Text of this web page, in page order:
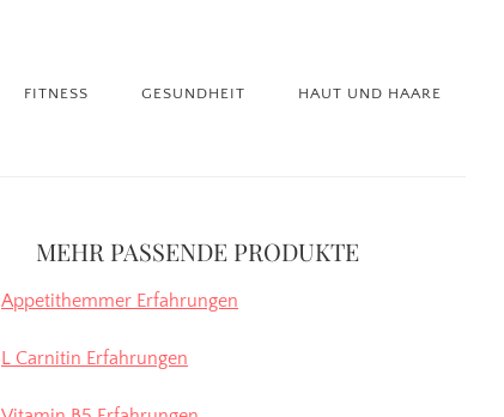
FITNESS GESUNDHEIT HAUT UND HAARE
MEHR PASSENDE PRODUKTE
Appetithemmer Erfahrungen
L Carnitin Erfahrungen